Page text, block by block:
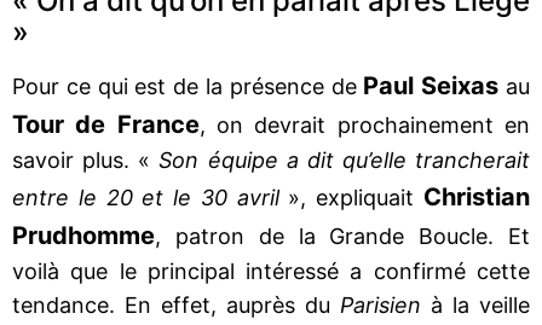
»
Pour ce qui est de la présence de Paul Seixas au
Tour de France, on devrait prochainement en
savoir plus. «Son équipe a dit qu’elle trancherait
entre le 20 et le 30 avril », expliquait Christian
Prudhomme, patron de la Grande Boucle. Et
voilà que le principal intéressé a confirmé cette
tendance. En effet, auprès du Parisien à la veille